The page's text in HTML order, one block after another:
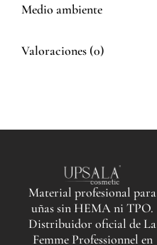
Medio ambiente
Valoraciones (0)
Material profesional para
uñas sin HEMA ni TPO.
Distribuidor oficial de La
Femme Professionnel en